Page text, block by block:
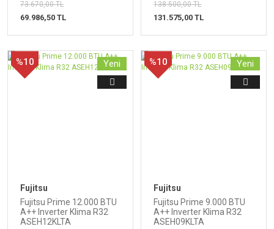
73.670,00 TL
69.986,50 TL
138.500,00 TL
131.575,00 TL
%10 Yeni
Fujitsu
Fujitsu Prime 12.000 BTU
A++ Inverter Klima R32
ASEH12KLTA
%10 Yeni
Fujitsu
Fujitsu Prime 9.000 BTU
A++ Inverter Klima R32
ASEH09KLTA